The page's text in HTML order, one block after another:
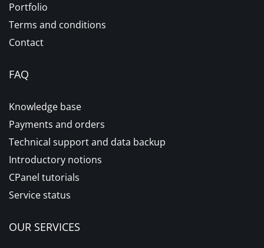
Portfolio
Terms and conditions
Contact
FAQ
Knowledge base
Payments and orders
Technical support and data backup
Introductory notions
CPanel tutorials
Service status
OUR SERVICES